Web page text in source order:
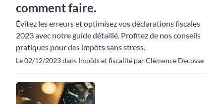
comment faire.
Évitez les erreurs et optimisez vos déclarations fiscales
2023 avec notre guide détaillé. Profitez de nos conseils
pratiques pour des impôts sans stress.
Le 02/12/2023 dans Impôts et fiscalité par Clémence Decosse